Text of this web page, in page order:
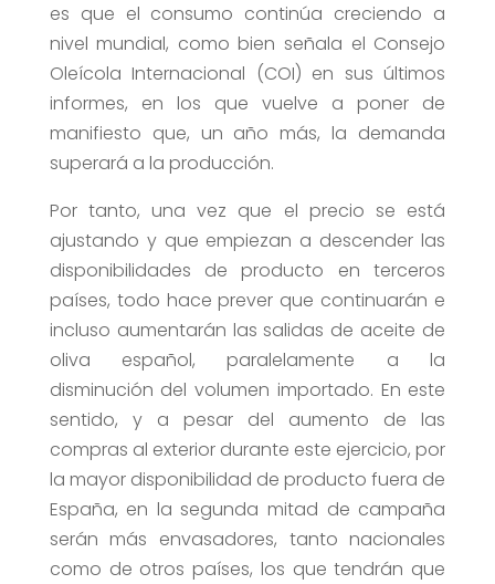
es que el consumo continúa creciendo a
nivel mundial, como bien señala el Consejo
Oleícola Internacional (COI) en sus últimos
informes, en los que vuelve a poner de
manifiesto que, un año más, la demanda
superará a la producción.
Por tanto, una vez que el precio se está
ajustando y que empiezan a descender las
disponibilidades de producto en terceros
países, todo hace prever que continuarán e
incluso aumentarán las salidas de aceite de
oliva español, paralelamente a la
disminución del volumen importado. En este
sentido, y a pesar del aumento de las
compras al exterior durante este ejercicio, por
la mayor disponibilidad de producto fuera de
España, en la segunda mitad de campaña
serán más envasadores, tanto nacionales
como de otros países, los que tendrán que